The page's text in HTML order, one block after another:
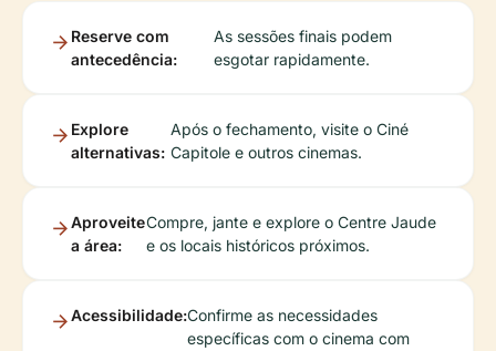
Reserve com
antecedência:
As sessões finais podem
esgotar rapidamente.
Explore
alternativas:
Após o fechamento, visite o Ciné
Capitole e outros cinemas.
Aproveite
a área:
Compre, jante e explore o Centre Jaude
e os locais históricos próximos.
Acessibilidade:Confirme as necessidades
específicas com o cinema com